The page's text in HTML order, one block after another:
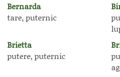
Bernarda
tare, puternic
Brietta
putere, puternic